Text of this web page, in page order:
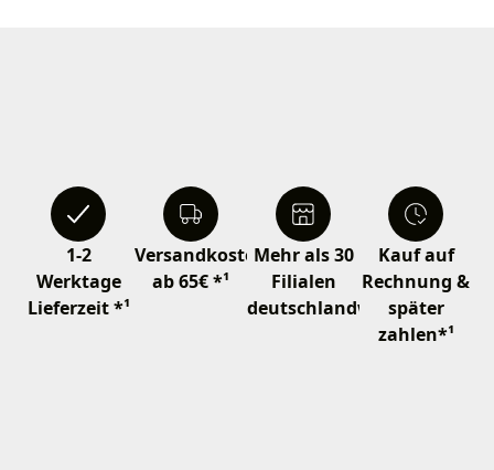
1-2
Werktage
Lieferzeit *¹
Versandkostenfrei
ab 65€ *¹
Mehr als 30
Filialen
deutschlandweit
Kauf auf
Rechnung &
später
zahlen*¹